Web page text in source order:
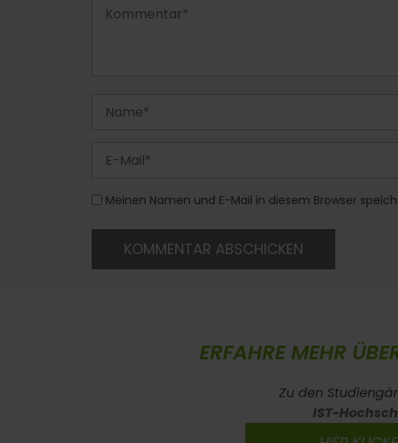
Meinen Namen und E-Mail in diesem Browser
KOMMENTAR ABSCHICKEN
ERFAHRE MEHR
Zu den
IST-